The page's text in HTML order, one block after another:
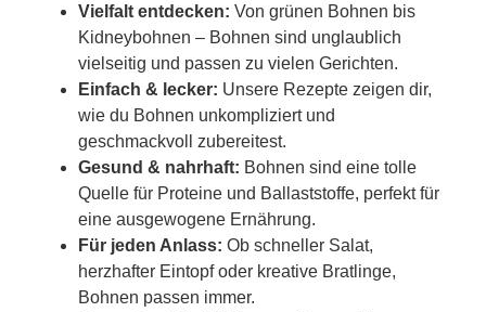
Vielfalt entdecken: Von grünen Bohnen bis
Kidneybohnen – Bohnen sind unglaublich
vielseitig und passen zu vielen Gerichten.
Einfach & lecker: Unsere Rezepte zeigen dir,
wie du Bohnen unkompliziert und
geschmackvoll zubereitest.
Gesund & nahrhaft: Bohnen sind eine tolle
Quelle für Proteine und Ballaststoffe, perfekt für
eine ausgewogene Ernährung.
Für jeden Anlass: Ob schneller Salat,
herzhafter Eintopf oder kreative Bratlinge,
Bohnen passen immer.